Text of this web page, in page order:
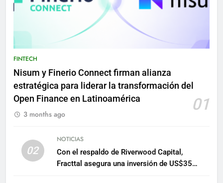
FINTECH
Nisum y Finerio Connect firman alianza
estratégica para liderar la transformación del
Open Finance en Latinoamérica
01
3 months ago
02
NOTICIAS
Con el respaldo de Riverwood Capital,
Fracttal asegura una inversión de US$35